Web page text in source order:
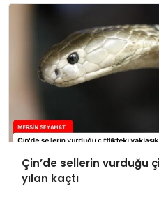
Çin’de sellerin vurduğu
yılan kaçtı